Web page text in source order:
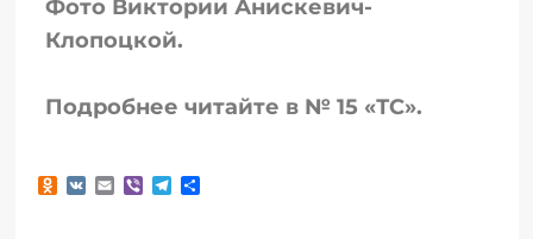
Фото Виктории Анискевич-
Клопоцкой.
Подробнее читайте в № 15 «ТС».
Odnoklassniki
VKEmailViberTelegram
Отправить